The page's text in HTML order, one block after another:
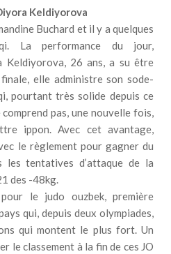
Keldiyorova
Buchard et il y a quelques
La performance du jour,
Keldiyorova, 26 ans, a su être
elle administre son sode-
pourtant très solide depuis ce
pas, une nouvelle fois,
ippon. Avec cet avantage,
le règlement pour gagner du
tentatives d’attaque de la
des -48kg.
le judo ouzbek, première
qui, depuis deux olympiades,
qui montent le plus fort. Un
le classement à la fin de ces JO